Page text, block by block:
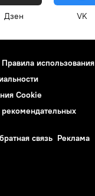
Дзен VK
Правила использования
Cookie
связь Реклама